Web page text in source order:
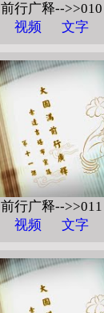
前行广释-->>010
视频
文字
前行广释-->>011
视频
文字